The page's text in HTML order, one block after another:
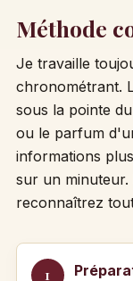
Méthode
Je travaille
chronométrant.
sous la pointe
ou le parfum
informations
sur un minuteur.
reconnaîtrez